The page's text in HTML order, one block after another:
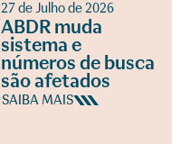
27 de Julho de 2026
ABDR muda
sistema e
números de busca
são afetados
SAIBA MAIS